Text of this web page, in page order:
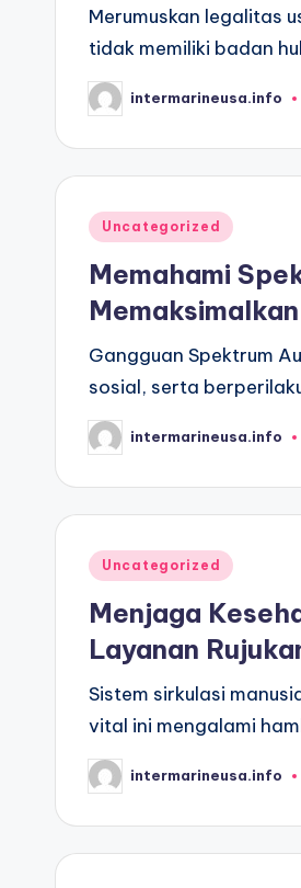
Merumuskan legalitas
tidak memiliki badan
Posted
by
intermarineusa.info
Posted
Uncategorized
Memahami
Gangguan Spektrum
sosial, serta
Posted
by
intermarineusa.info
Posted
Uncategorized
Menjaga
Layanan
Sistem sirkulasi
vital ini mengalami
Posted
by
intermarineusa.info